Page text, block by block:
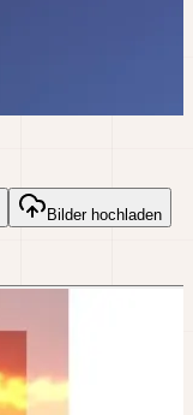
Bilder hochladen